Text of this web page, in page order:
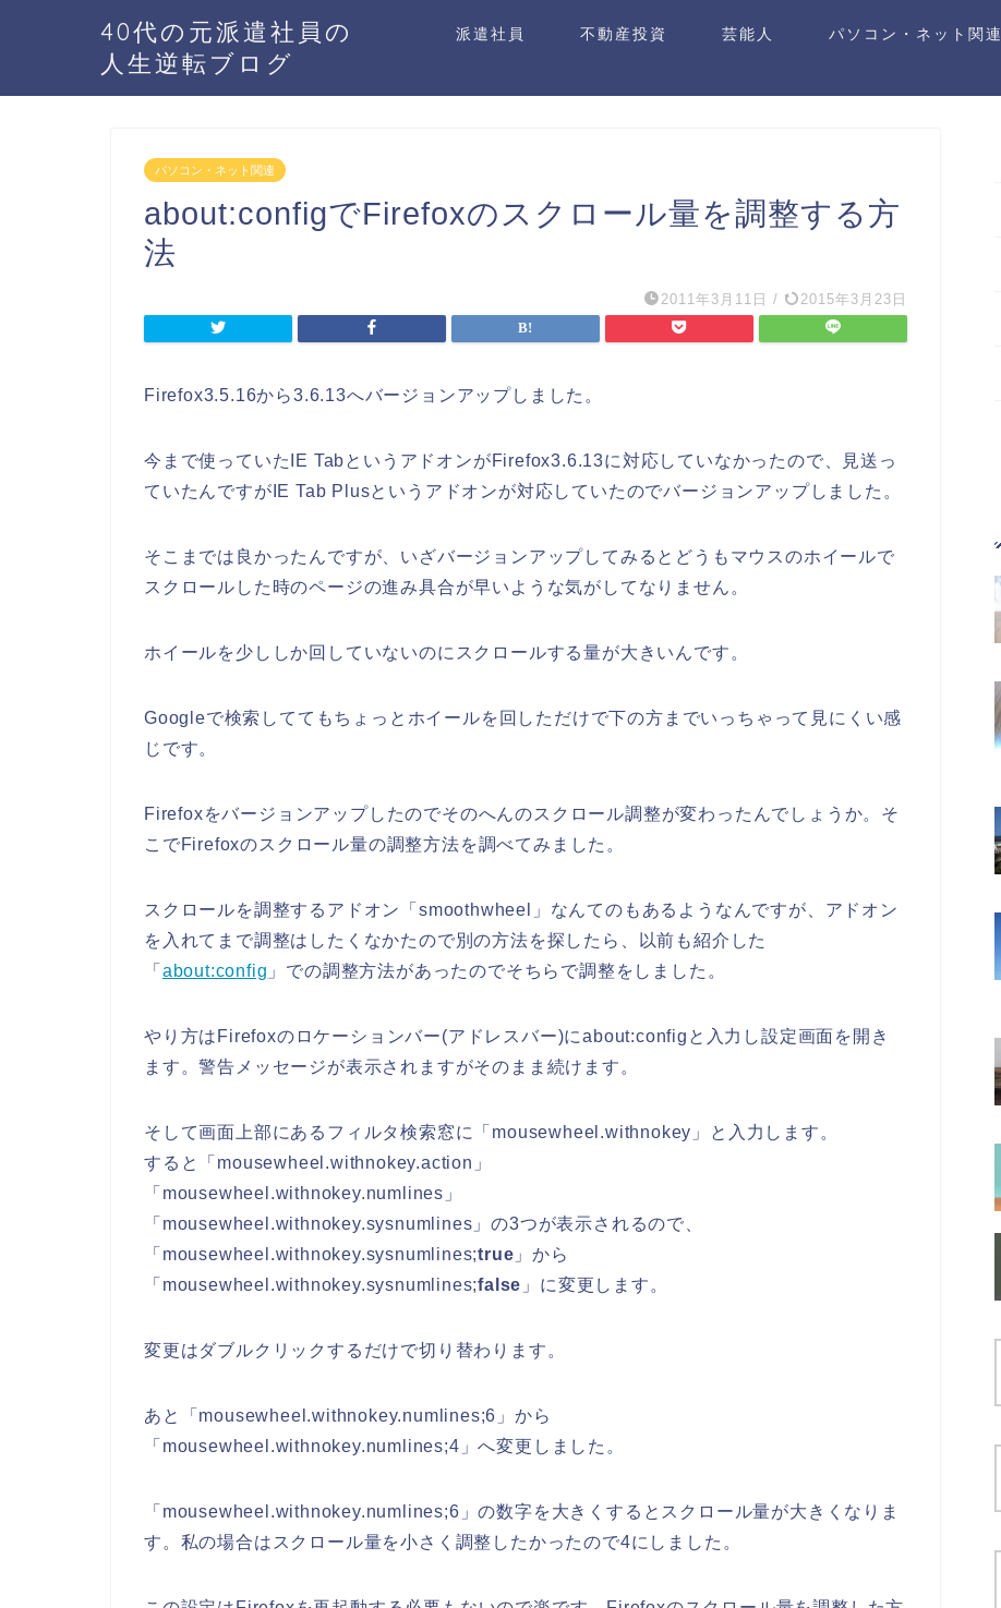
40代の元派遣社員の
人生逆転ブログ
派遣社員 不動産投資 芸能人 パソコン・ネット関連
パソコン・ネット関連
about:configでFirefoxのスクロール量を調整する方
法
2011年3月11日 / 2015年3月23日
Firefox3.5.16から3.6.13へバージョンアップしました。
今まで使っていたIE TabというアドオンがFirefox3.6.13に対応していなかったので、見送っ
ていたんですがIE Tab Plusというアドオンが対応していたのでバージョンアップしました。
そこまでは良かったんですが、いざバージョンアップしてみるとどうもマウスのホイールで
スクロールした時のページの進み具合が早いような気がしてなりません。
ホイールを少ししか回していないのにスクロールする量が大きいんです。
Googleで検索しててもちょっとホイールを回しただけで下の方までいっちゃって見にくい感
じです。
Firefoxをバージョンアップしたのでそのへんのスクロール調整が変わったんでしょうか。そ
こでFirefoxのスクロール量の調整方法を調べてみました。
スクロールを調整するアドオン「smoothwheel」なんてのもあるようなんですが、アドオン
を入れてまで調整はしたくなかたので別の方法を探したら、以前も紹介した
「 about:config 」での調整方法があったのでそちらで調整をしました。
やり方はFirefoxのロケーションバー(アドレスバー)にabout:configと入力し設定画面を開き
ます。警告メッセージが表示されますがそのまま続けます。
そして画面上部にあるフィルタ検索窓に「mousewheel.withnokey」と入力します。
すると「mousewheel.withnokey.action」
「mousewheel.withnokey.numlines」
「mousewheel.withnokey.sysnumlines」の3つが表示されるので、
「mousewheel.withnokey.sysnumlines;true 」から
「mousewheel.withnokey.sysnumlines;false 」に変更します。
変更はダブルクリックするだけで切り替わります。
あと「mousewheel.withnokey.numlines;6」から
「mousewheel.withnokey.numlines;4」へ変更しました。
「mousewheel.withnokey.numlines;6」の数字を大きくするとスクロール量が大きくなりま
す。私の場合はスクロール量を小さく調整したかったので4にしました。